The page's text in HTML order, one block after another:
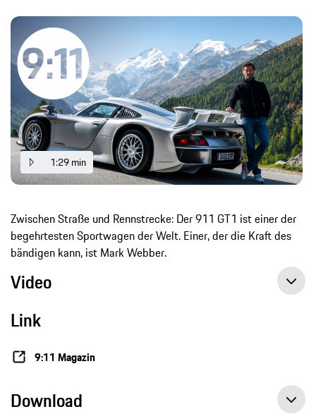
1:29 min
Zwischen Straße und Rennstrecke: Der 911 GT1 ist einer der
begehrtesten Sportwagen der Welt. Einer, der die Kraft des
bändigen kann, ist Mark Webber.
Video
Link
9:11 Magazin
Download